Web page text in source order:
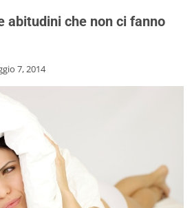
abitudini che non ci fanno
7, 2014